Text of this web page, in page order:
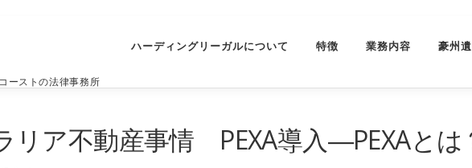
ーストの法律事務所
ハーディングリーガルについて 特徴 業務内容 豪州
リア不動産事情 PEXA導入―PEXAとは